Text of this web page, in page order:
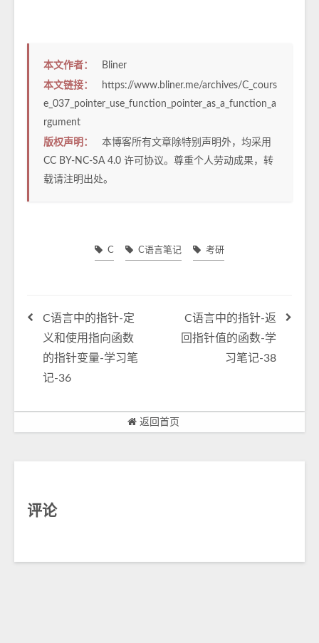
本文作者：
Bliner
本文链接：
https://www.bliner.me/archives/C_cours
e_037_pointer_use_function_pointer_as_a_function_a
rgument
版权声明：
本博客所有文章除特别声明外，均采用
CC BY-NC-SA 4.0 许可协议。尊重个人劳动成果，转
载请注明出处。
C C语言笔记 考研
C语言中的指针-定
义和使用指向函数
的指针变量-学习笔
记-36
C语言中的指针-返
回指针值的函数-学
习笔记-38
返回首页
评论